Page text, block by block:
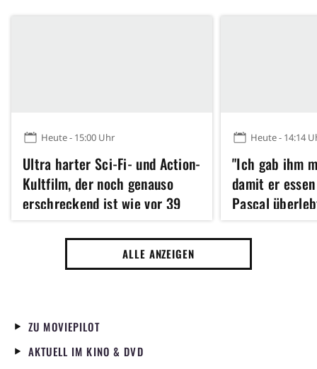
Heute - 15:00 Uhr
Ultra harter Sci-Fi- und Action-
Kultfilm, der noch genauso
erschreckend ist wie vor 39
Jahren, streamt bei HBO Max
Heute - 14:14
"Ich gab ihm
damit er
Pascal
dank Sarah
noch kein
ALLE ANZEIGEN
ZU MOVIEPILOT
AKTUELL IM KINO & DVD